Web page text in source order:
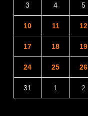
3 4 5
10 11 12
17 18 19
24 25 26
31 1 2